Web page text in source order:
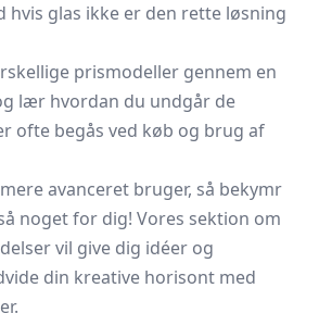
hvis glas ikke er den rette løsning
prismodeller gennem en
lær hvordan du undgår de
ofte begås ved køb og brug af
avanceret bruger, så bekymr
noget for dig! Vores sektion om
vil give dig idéer og
din kreative horisont med